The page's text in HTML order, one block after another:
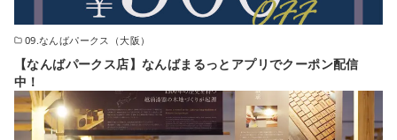
09.なんばパークス（大阪）
【なんばパークス店】なんばまるっとアプリでクーポン配信
中！